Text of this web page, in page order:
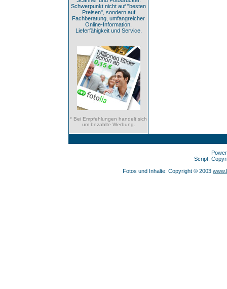
Schwerpunkt nicht auf "besten
Preisen", sondern auf
Fachberatung, umfangreicher
Online-Information,
Lieferfähigkeit und Service.
* Bei Empfehlungen handelt sich
um bezahlte Werbung.
Script:
Fotos und Inhalte: Copyright © 2003